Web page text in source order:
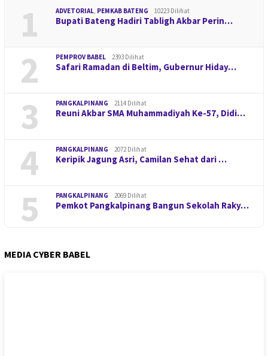
1 ADVETORIAL PEMKAB BATENG 10223 Dilihat
Bupati Bateng Hadiri Tabligh Akbar Perin…
2 PEMPROV BABEL 2393 Dilihat
Safari Ramadan di Beltim, Gubernur Hiday…
3 PANGKALPINANG 2114 Dilihat
Reuni Akbar SMA Muhammadiyah Ke-57, Didi…
4 PANGKALPINANG 2072 Dilihat
Keripik Jagung Asri, Camilan Sehat dari …
5 PANGKALPINANG 2069 Dilihat
Pemkot Pangkalpinang Bangun Sekolah Raky…
MEDIA CYBER BABEL